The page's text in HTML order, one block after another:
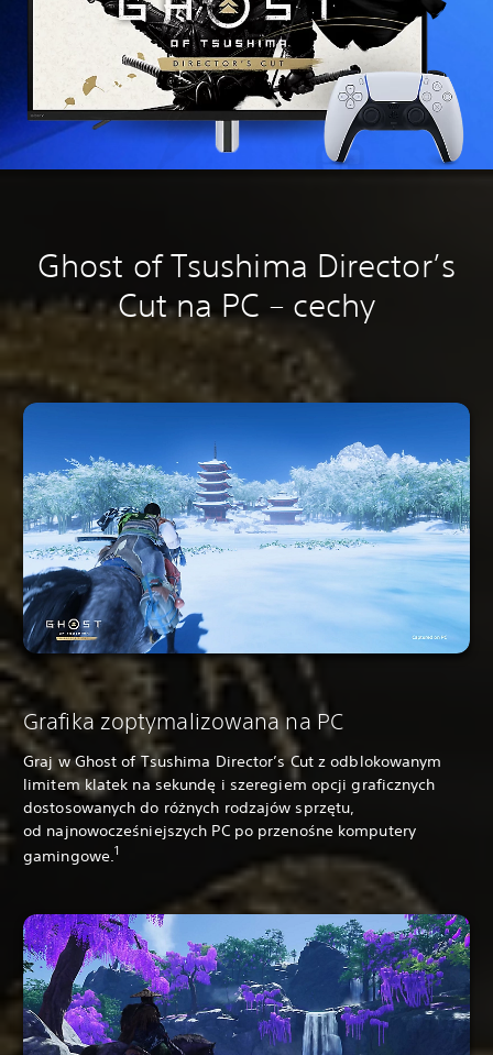
Ghost of Tsushima Director’s
Cut na PC – cechy
Grafika zoptymalizowana na PC
Graj w Ghost of Tsushima Director’s Cut z odblokowanym
limitem klatek na sekundę i szeregiem opcji graficznych
dostosowanych do różnych rodzajów sprzętu,
od najnowocześniejszych PC po przenośne komputery
gamingowe.1